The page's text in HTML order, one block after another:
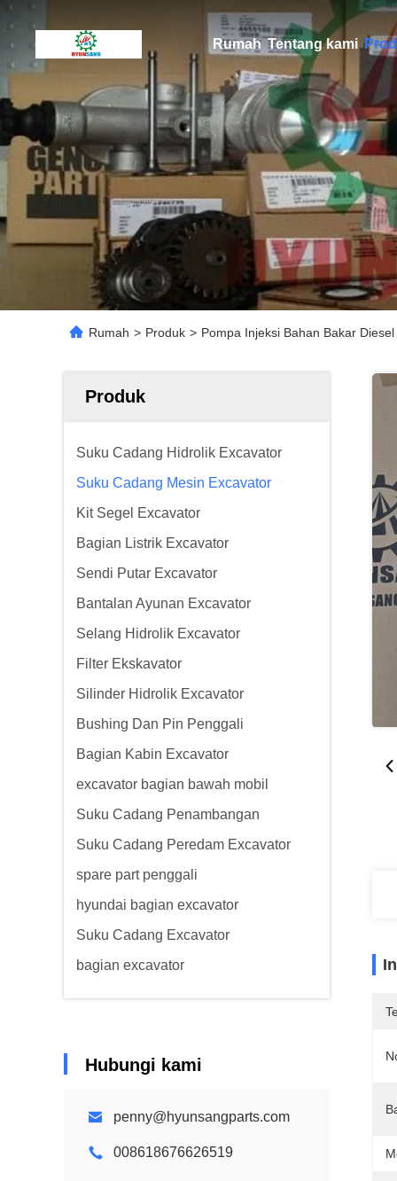
Rumah Tentang kami
Rumah > Produk > Pompa Injeksi Bahan Bakar
Produk
Suku Cadang Hidrolik Excavator
Suku Cadang Mesin Excavator
Kit Segel Excavator
Bagian Listrik Excavator
Sendi Putar Excavator
Bantalan Ayunan Excavator
Selang Hidrolik Excavator
Filter Ekskavator
Silinder Hidrolik Excavator
Bushing Dan Pin Penggali
Bagian Kabin Excavator
excavator bagian bawah mobil
Suku Cadang Penambangan
Suku Cadang Peredam Excavator
spare part penggali
hyundai bagian excavator
Suku Cadang Excavator
bagian excavator
Hubungi kami
penny@hyunsangparts.com
008618676626519